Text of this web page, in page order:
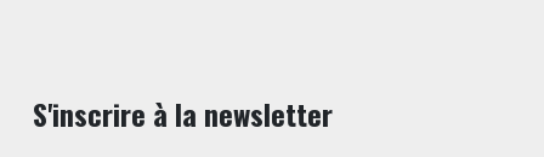
S'inscrire à la newsletter